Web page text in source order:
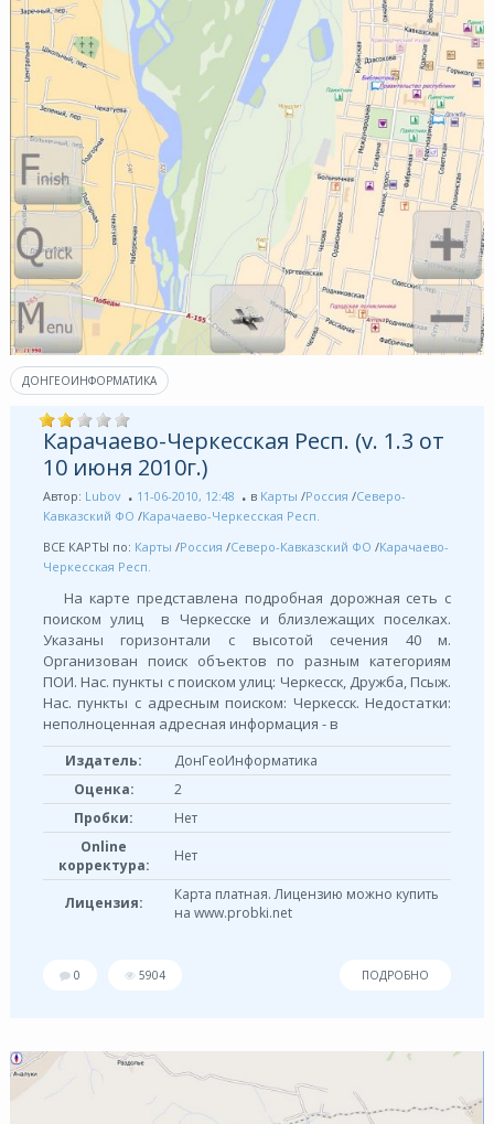
ДОНГЕОИНФОРМАТИКА
Карачаево-Черкесская Респ. (v. 1.3 от
10 июня 2010г.)
Автор: Lubov 11-06-2010, 12:48 в Карты /Россия /Северо-
Кавказский ФО /Карачаево-Черкесская Респ.
ВСЕ КАРТЫ по: Карты /Россия /Северо-Кавказский ФО /Карачаево-
Черкесская Респ.
На карте представлена подробная дорожная сеть с
поиском улиц в Черкесске и близлежащих поселках.
Указаны горизонтали с высотой сечения 40 м.
Организован поиск объектов по разным категориям
ПОИ. Нас. пункты с поиском улиц: Черкесск, Дружба, Псыж.
Нас. пункты с адресным поиском: Черкесск. Недостатки:
неполноценная адресная информация - в
Издатель:
ДонГеоИнформатика
Оценка:
2
Пробки:
Нет
Online
корректура:
Нет
Лицензия:
Карта платная. Лицензию можно купить
на www.probki.net
0 5904 ПОДРОБНО